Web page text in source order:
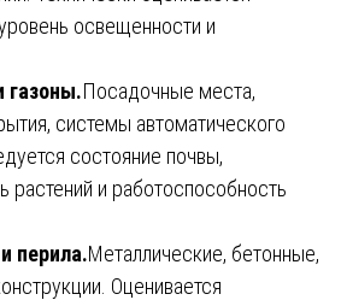
освещенности и
газоны.Посадочные места,
системы автоматического
состояние почвы,
растений и работоспособность
перила.Металлические, бетонные,
Оценивается